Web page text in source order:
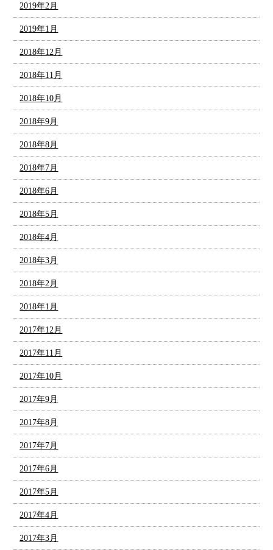
2019年2月
2019年1月
2018年12月
2018年11月
2018年10月
2018年9月
2018年8月
2018年7月
2018年6月
2018年5月
2018年4月
2018年3月
2018年2月
2018年1月
2017年12月
2017年11月
2017年10月
2017年9月
2017年8月
2017年7月
2017年6月
2017年5月
2017年4月
2017年3月